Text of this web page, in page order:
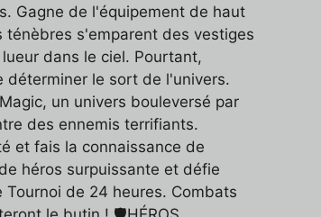
Gagne de l'équipement de haut
s'emparent des vestiges
dans le ciel. Pourtant,
déterminer le sort de l'univers.
Magic, un univers bouleversé par
des ennemis terrifiants.
et fais la connaissance de
héros surpuissante et défie
de 24 heures. Combats